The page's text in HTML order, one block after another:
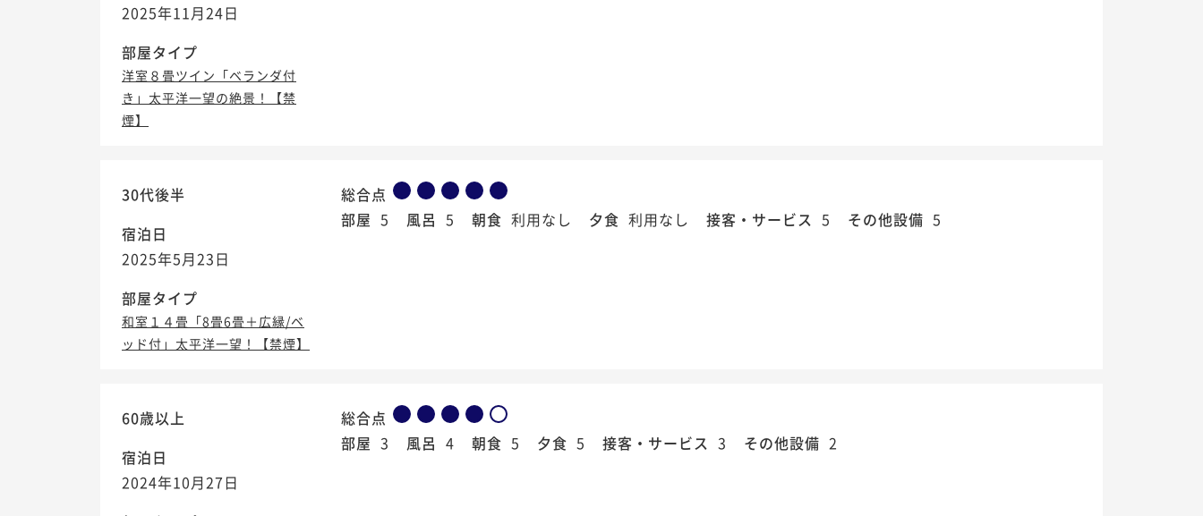
2025年11月24日
部屋タイプ
洋室８畳ツイン「ベランダ付
き」太平洋一望の絶景！【禁
煙】
30代後半
宿泊日
2025年5月23日
部屋タイプ
和室１４畳「8畳6畳＋広縁/ベ
ッド付」太平洋一望！【禁煙】
総合点
部屋 5 風呂 5 朝食 利用なし 夕食 利用なし 接客・サービス 5 その他設備 5
60歳以上
宿泊日
2024年10月27日
総合点
部屋 3 風呂 4 朝食 5 夕食 5 接客・サービス 3 その他設備 2